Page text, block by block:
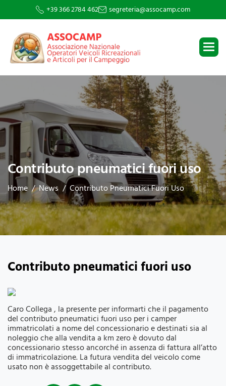
+39 366 2784 462 segreteria@assocamp.com
Contributo pneumatici fuori uso
Home News Contributo Pneumatici Fuori Uso
Contributo pneumatici fuori uso
Caro Collega , la presente per informarti che il pagamento
del contributo pneumatici fuori uso per i camper
immatricolati a nome del concessionario e destinati sia al
noleggio che alla vendita a km zero è dovuto dal
concessionario stesso ancorché in assenza di fattura all’atto
di immatricolazione. La futura vendita del veicolo come
usato non è assoggettabile al contributo.